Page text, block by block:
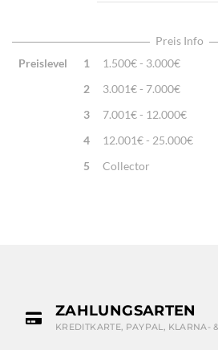
Traditionelle Machart
Preis Info
Preislevel
1
1.500€ - 3.000€
2
3.001€ - 7.000€
3
7.001€ - 12.000€
4
12.001€ - 25.000€
5
Collector
ZAHLUNGSARTEN
KREDITKARTE, PAYPAL, KLARNA-